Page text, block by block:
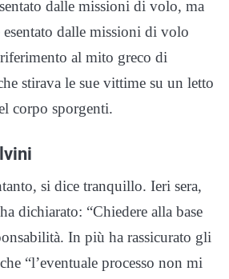
dalle missioni di volo, ma
esentato dalle missioni di volo
al mito greco di
stirava le sue vittime su un letto
corpo sporgenti.
si dice tranquillo. Ieri sera,
dichiarato: “Chiedere alla base
In più ha rassicurato gli
“l’eventuale processo non mi